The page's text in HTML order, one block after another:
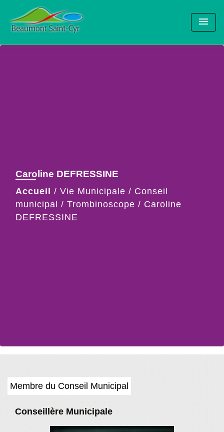
menu
Caroline DEFRESSINE
Accueil / Vie Municipale / Conseil
municipal / Trombinoscope / Caroline
DEFRESSINE
Membre du Conseil Municipal
Conseillère Municipale